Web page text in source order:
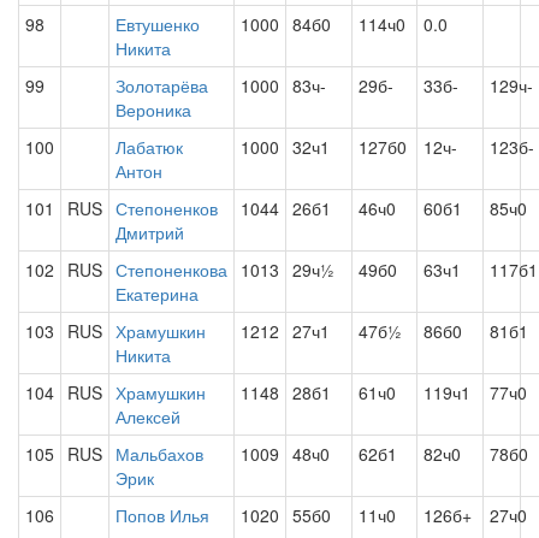
98
Евтушенко
Никита
1000 84б0 114ч0 0.0
99
Золотарёва
Вероника
1000 83ч- 29б- 33б- 129ч-
100
Лабатюк
Антон
1000 32ч1 127б0 12ч- 123б-
101 RUS Степоненков
Дмитрий
1044 26б1 46ч0 60б1 85ч0
102 RUS Степоненкова
Екатерина
1013 29ч½ 49б0 63ч1 117б1
103 RUS Храмушкин
Никита
1212 27ч1 47б½ 86б0 81б1
104 RUS Храмушкин
Алексей
1148 28б1 61ч0 119ч1 77ч0
105 RUS Мальбахов
Эрик
1009 48ч0 62б1 82ч0 78б0
106 Попов Илья 1020 55б0 11ч0 126б+ 27ч0